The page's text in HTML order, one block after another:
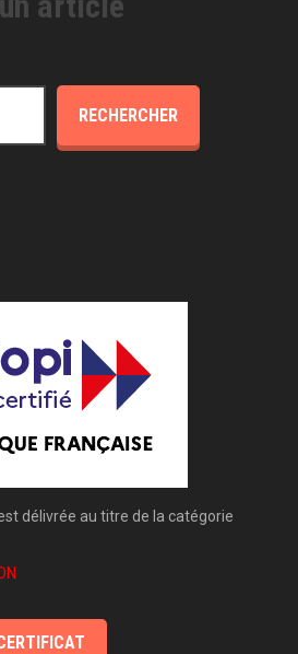
RECHERCHER
délivrée au titre de la catégorie